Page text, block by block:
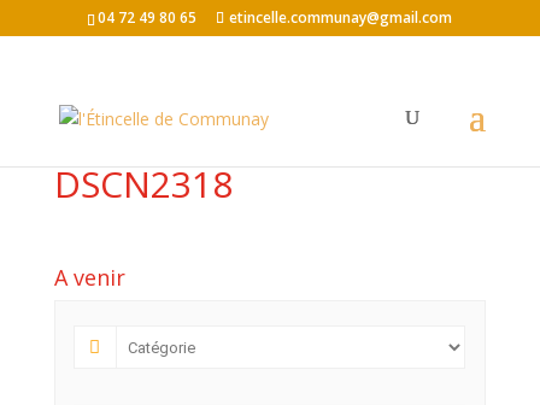
04 72 49 80 65 etincelle.communay@gmail.com
DSCN2318
A venir